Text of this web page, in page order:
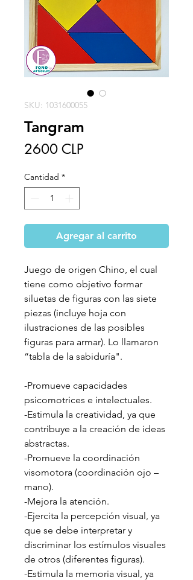
SKU: 1031600055
Tangram
2600 CLP
Cantidad *
Agregar al carrito
Juego de origen Chino, el cual
tiene como objetivo formar
siluetas de figuras con las siete
piezas (incluye hoja con
ilustraciones de las posibles
figuras para armar). Lo llamaron
“tabla de la sabiduría".
-Promueve capacidades
psicomotrices e intelectuales.
-Estimula la creatividad, ya que
contribuye a la creación de ideas
abstractas.
-Promueve la coordinación
visomotora (coordinación ojo –
mano).
-Mejora la atención.
-Ejercita la percepción visual, ya
que se debe interpretar y
discriminar los estímulos visuales
de otros (diferentes figuras).
-Estimula la memoria visual, ya